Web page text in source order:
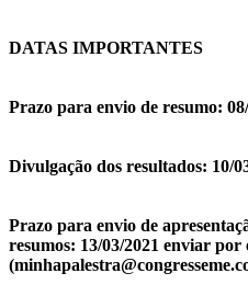
DATAS IMPORTANTES
Prazo para envio de resumo:
Divulgação dos resultados: 10/
Prazo para envio de
resumos: 13/03/2021 enviar por